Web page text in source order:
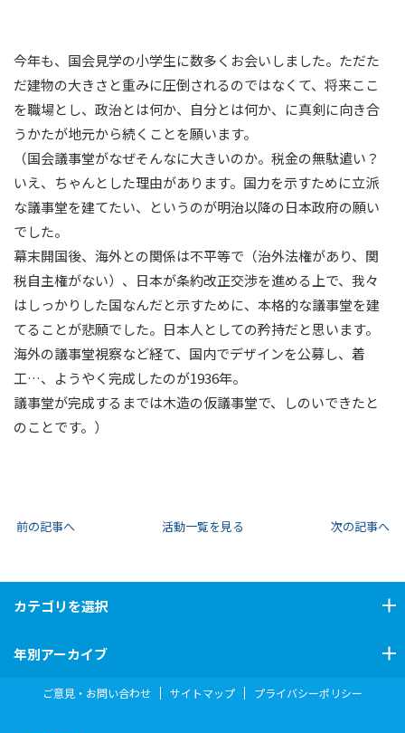
今年も、国会見学の小学生に数多くお会いしました。ただた
だ建物の大きさと重みに圧倒されるのではなくて、将来ここ
を職場とし、政治とは何か、自分とは何か、に真剣に向き合
うかたが地元から続くことを願います。
（国会議事堂がなぜそんなに大きいのか。税金の無駄遣い？
いえ、ちゃんとした理由があります。国力を示すために立派
な議事堂を建てたい、というのが明治以降の日本政府の願い
でした。
幕末開国後、海外との関係は不平等で（治外法権があり、関
税自主権がない）、日本が条約改正交渉を進める上で、我々
はしっかりした国なんだと示すために、本格的な議事堂を建
てることが悲願でした。日本人としての矜持だと思います。
海外の議事堂視察など経て、国内でデザインを公募し、着
工…、ようやく完成したのが1936年。
議事堂が完成するまでは木造の仮議事堂で、しのいできたと
のことです。）
前の記事へ 活動一覧を見る 次の記事へ
カテゴリを選択
年別アーカイブ
ご意見・お問い合わせ サイトマップ プライバシーポリシー